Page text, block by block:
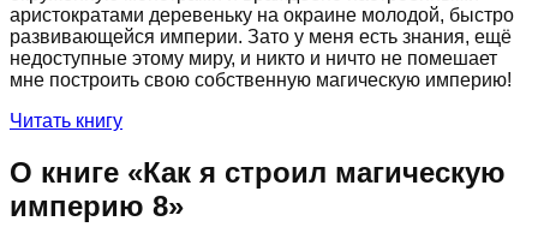
аристократами деревеньку на окраине молодой, быстро
развивающейся империи. Зато у меня есть знания, ещё
недоступные этому миру, и никто и ничто не помешает
мне построить свою собственную магическую империю!
Читать книгу
О книге «Как я строил магическую
империю 8»